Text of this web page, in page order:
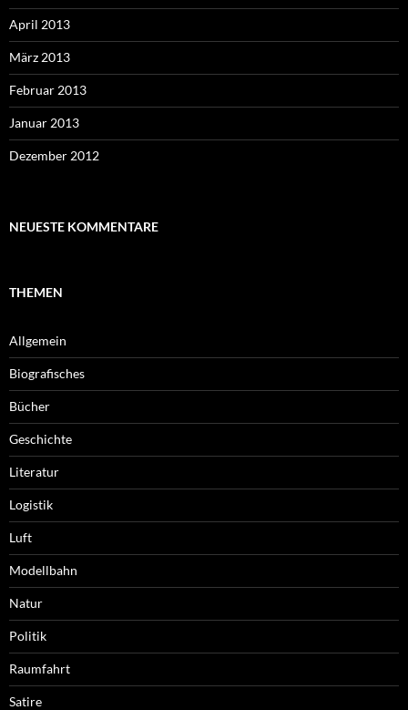
April 2013
März 2013
Februar 2013
Januar 2013
Dezember 2012
NEUESTE KOMMENTARE
THEMEN
Allgemein
Biografisches
Bücher
Geschichte
Literatur
Logistik
Luft
Modellbahn
Natur
Politik
Raumfahrt
Satire